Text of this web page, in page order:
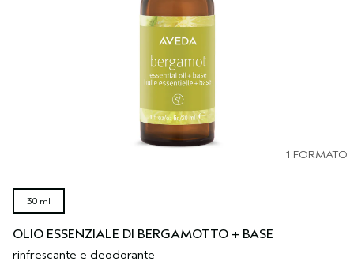
1 FORMATO
30 ml
OLIO ESSENZIALE DI BERGAMOTTO + BASE
rinfrescante e deodorante